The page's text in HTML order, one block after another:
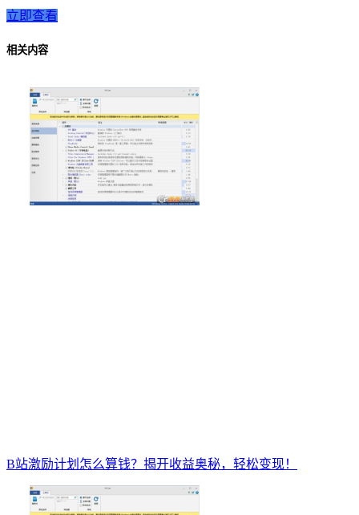
立即查看
相关内容
B站激励计划怎么算钱？揭开收益奥秘，轻松变现！